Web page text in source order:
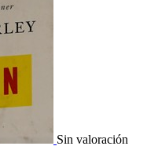
Sin valoración